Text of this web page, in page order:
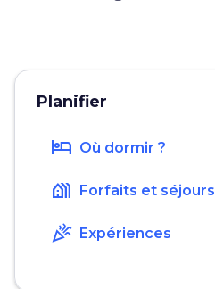
Planifier
hotel Où dormir ?
holiday_village Forfaits et séjours
celebration Expériences